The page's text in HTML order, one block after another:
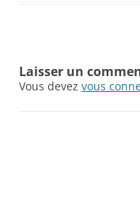
Laisser un
Vous devez vous